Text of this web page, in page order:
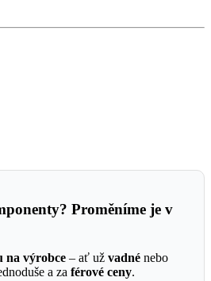
Proměníme je v
na výrobce – ať už vadné nebo
a za férové ceny.